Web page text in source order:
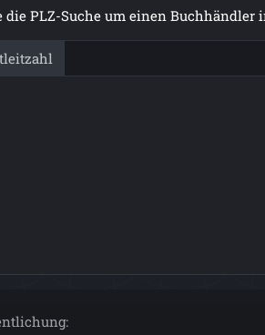
die PLZ-Suche um einen Buchhändler